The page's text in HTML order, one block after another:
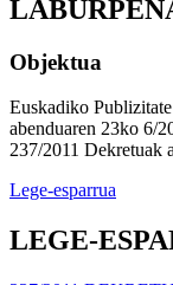
Objektua
Euskadiko
abenduaren 23ko 6/
237/2011 Dekretuak
Lege-esparrua
LEGE-